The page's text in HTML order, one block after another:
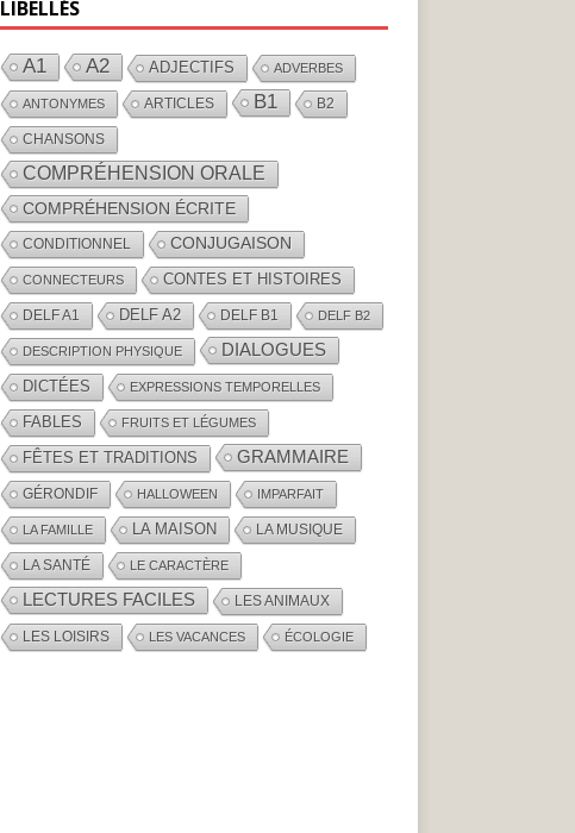
LIBELLÉS
A1 A2 ADJECTIFS ADVERBES
ANTONYMES ARTICLES B1 B2
CHANSONS
COMPRÉHENSION ORALE
COMPRÉHENSION ÉCRITE
CONDITIONNEL CONJUGAISON
CONNECTEURS CONTES ET HISTOIRES
DELF A1 DELF A2 DELF B1 DELF B2
DESCRIPTION PHYSIQUE DIALOGUES
DICTÉES EXPRESSIONS TEMPORELLES
FABLES FRUITS ET LÉGUMES
FÊTES ET TRADITIONS GRAMMAIRE
GÉRONDIF HALLOWEEN IMPARFAIT
LA FAMILLE LA MAISON LA MUSIQUE
LA SANTÉ LE CARACTÈRE
LECTURES FACILES LES ANIMAUX
LES LOISIRS LES VACANCES ÉCOLOGIE